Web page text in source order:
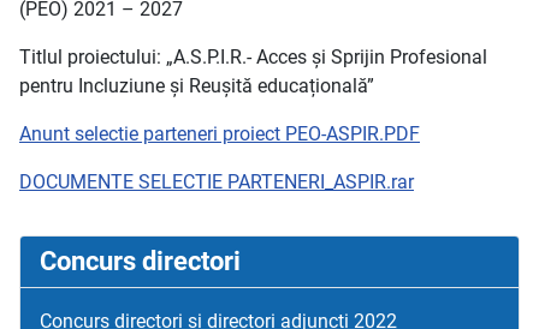
(PEO) 2021 – 2027
Titlul proiectului: „A.S.P.I.R.- Acces și Sprijin Profesional
pentru Incluziune și Reușită educațională”
Anunt selectie parteneri proiect PEO-ASPIR.PDF
DOCUMENTE SELECTIE PARTENERI_ASPIR.rar
Concurs directori
Concurs directori si directori adjuncți 2022